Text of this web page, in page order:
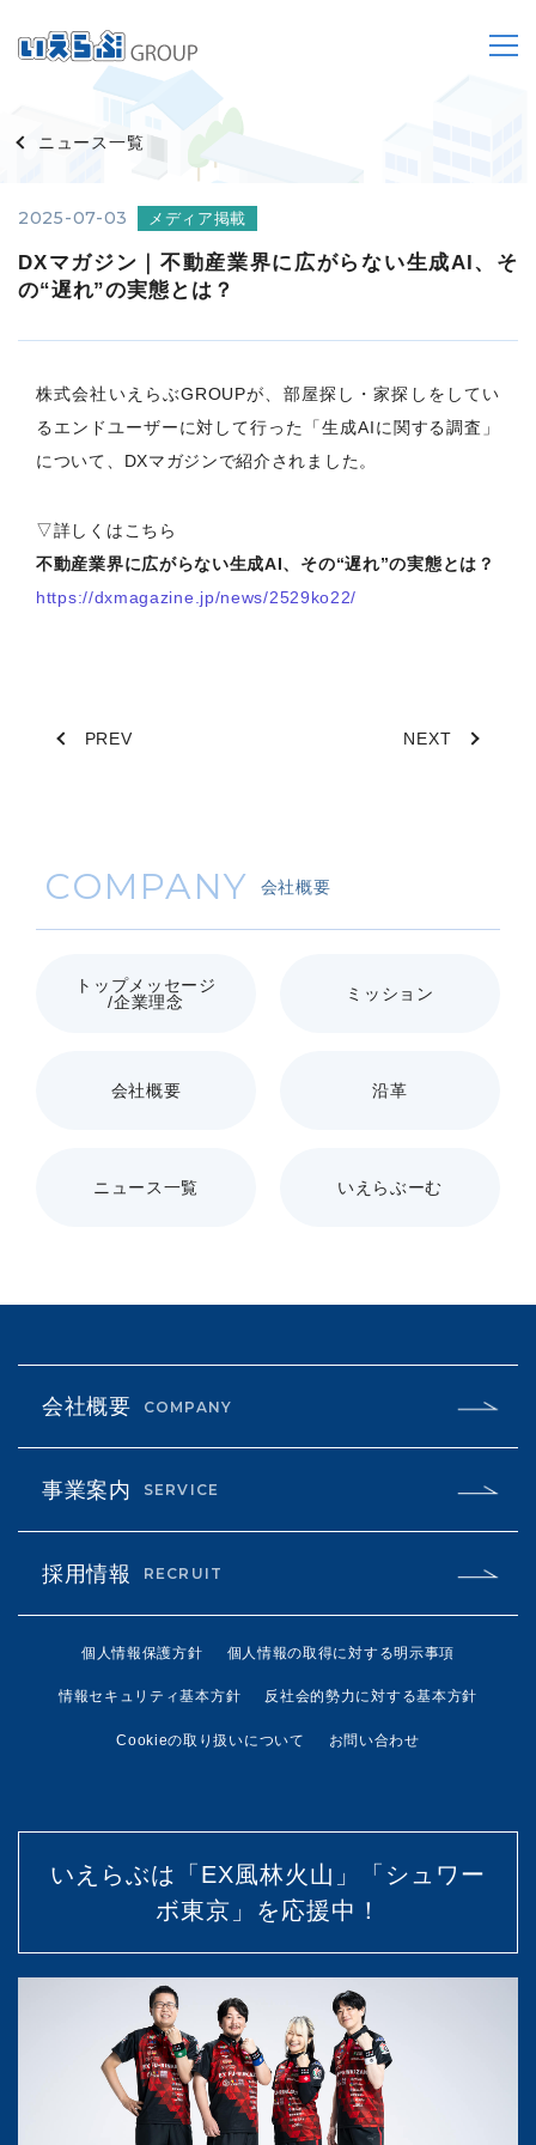
ニュース一覧
2025-07-03 メディア掲載
DXマガジン｜不動産業界に広がらない生成AI、そ
の“遅れ”の実態とは？
株式会社いえらぶGROUPが、部屋探し・家探しをしてい
るエンドユーザーに対して行った「生成AIに関する調査」
について、DXマガジンで紹介されました。
▽詳しくはこちら
不動産業界に広がらない生成AI、その“遅れ”の実態とは？
https://dxmagazine.jp/news/2529ko22/
PREV NEXT
COMPANY 会社概要
トップメッセージ
/企業理念
ミッション
会社概要 沿革
ニュース一覧 いえらぶーむ
会社概要 COMPANY
事業案内 SERVICE
採用情報 RECRUIT
個人情報保護方針 個人情報の取得に対する明示事項
情報セキュリティ基本方針 反社会的勢力に対する基本方針
Cookieの取り扱いについて お問い合わせ
いえらぶは「EX風林火山」「シュワー
ボ東京」を応援中！